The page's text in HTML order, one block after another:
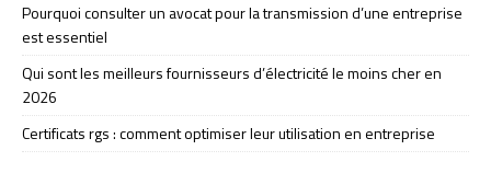
Pourquoi consulter un avocat pour la transmission d’une entreprise
est essentiel
Qui sont les meilleurs fournisseurs d’électricité le moins cher en
2026
Certificats rgs : comment optimiser leur utilisation en entreprise